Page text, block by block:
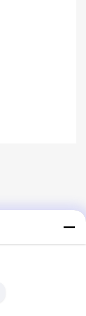
Park, Qinghu